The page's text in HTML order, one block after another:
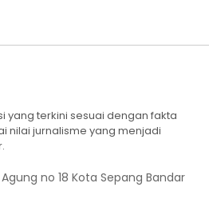
terkini sesuai dengan fakta
nilai jurnalisme yang menjadi
no 18 Kota Sepang Bandar